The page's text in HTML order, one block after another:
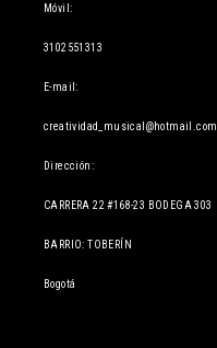
Móvil:
3102551313
E-mail:
creatividad_musical@hotmail.com
Dirección:
CARRERA 22 #168-23 BODEGA 303
BARRIO: TOBERÍN
Bogotá